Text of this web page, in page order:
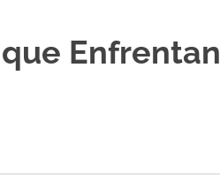
Enfrentan